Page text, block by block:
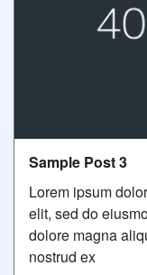
Sample Post 3
Lorem ipsum
elit, sed do
dolore magna
nostrud ex